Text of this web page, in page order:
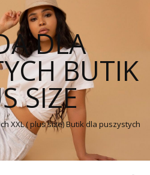
DLA
BUTIK
SIZE
XXL ( plus size) Butik dla puszystych